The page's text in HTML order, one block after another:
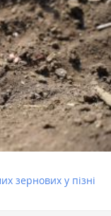
зернових у пізні